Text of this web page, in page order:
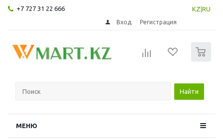
+7 727 31 22 666 KZ RU
Вход Регистрация
Найти
МЕНЮ